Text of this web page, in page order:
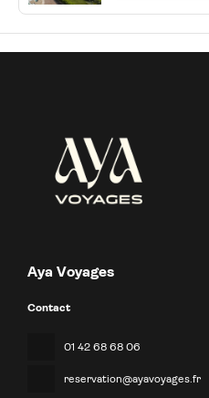
Aya Voyages
Contact
01 42 68 68 06
reservation@ayavoyages.fr